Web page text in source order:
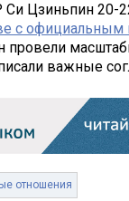
Цзиньпин 20-
с официальным
провели
важные
отношения